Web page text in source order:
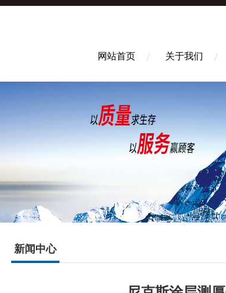
网站首页 关于我们
新闻中心